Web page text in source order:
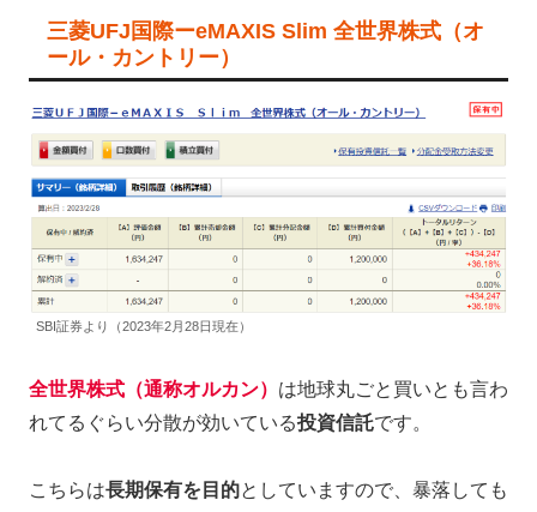
三菱UFJ国際ーeMAXIS Slim 全世界株式（オ
ール・カントリー）
SBI証券より（2023年2月28日現在）
全世界株式（通称オルカン） は地球丸ごと買いとも言わ
れてるぐらい分散が効いている投資信託です。
こちらは長期保有を目的としていますので、暴落しても